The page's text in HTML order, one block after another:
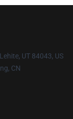
UT 84043, US
CN